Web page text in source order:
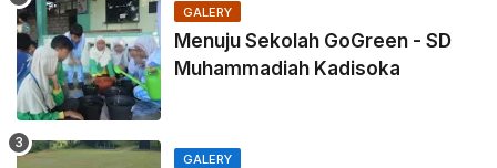
GALERY
Menuju Sekolah GoGreen - SD
Muhammadiah Kadisoka
GALERY